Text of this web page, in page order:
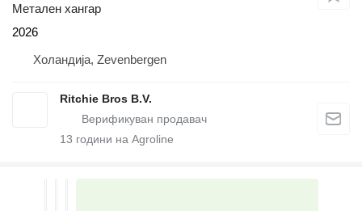
Метален хангар
2026
Холандија, Zevenbergen
Ritchie Bros B.V.
13 години на Agroline